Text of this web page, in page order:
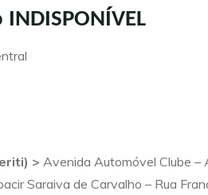
> Avenida Automóvel Clube –
Saraiva de Carvalho – Rua